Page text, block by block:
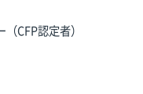
CFP認定者）